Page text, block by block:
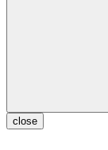
close